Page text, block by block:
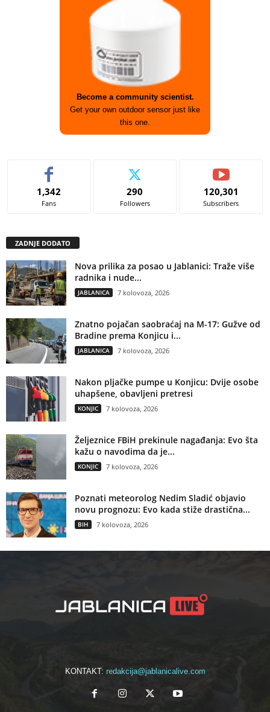
Become a community scientist.
Get your own outdoor sensor just like
this one.
1,342
Fans
290
Followers
120,301
Subscribers
ZADNJE DODATO
Nova prilika za posao u Jablanici: Traže više
radnika i nude...
JABLANICA 7 kolovoza, 2026
Znatno pojačan saobraćaj na M-17: Gužve od
Bradine prema Konjicu i...
JABLANICA 7 kolovoza, 2026
Nakon pljačke pumpe u Konjicu: Dvije osobe
uhapšene, obavljeni pretresi
KONJIC 7 kolovoza, 2026
Željeznice FBiH prekinule nagađanja: Evo šta
kažu o navodima da je...
KONJIC 7 kolovoza, 2026
Poznati meteorolog Nedim Sladić objavio
novu prognozu: Evo kada stiže drastična...
BIH 7 kolovoza, 2026
KONTAKT: redakcija@jablanicalive.com